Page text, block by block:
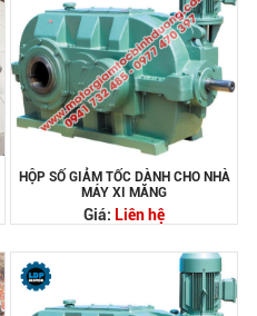
HỘP SỐ GIẢM TỐC DÀNH CHO NHÀ
MÁY XI MĂNG
Giá: Liên hệ